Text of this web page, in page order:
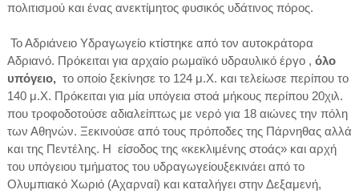
πολιτισμού και ένας ανεκτίμητος φυσικός υδάτινος πόρος.
Το Αδριάνειο Υδραγωγείο κτίστηκε από τον αυτοκράτορα
Αδριανό. Πρόκειται για αρχαίο ρωμαϊκό υδραυλικό έργο , όλο
υπόγειο, το οποίο ξεκίνησε το 124 μ.Χ. και τελείωσε περίπου το
140 μ.Χ. Πρόκειται για μία υπόγεια στοά μήκους περίπου 20χιλ.
που τροφοδοτούσε αδιαλείπτως με νερό για 18 αιώνες την πόλη
των Αθηνών. Ξεκινούσε από τους πρόποδες της Πάρνηθας αλλά
και της Πεντέλης. Η είσοδος της «κεκλιμένης στοάς» και αρχή
του υπόγειου τμήματος τουυδραγωγείουξεκινάει από το
Ολυμπιακό Χωριό (Αχαρναί) και καταλήγει στην Δεξαμενή,